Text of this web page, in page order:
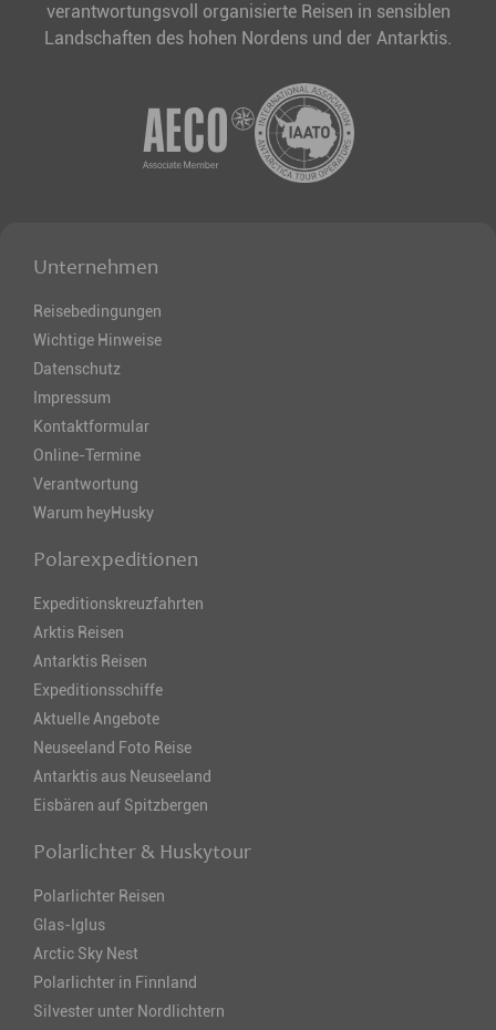
verantwortungsvoll organisierte Reisen in sensiblen
Landschaften des hohen Nordens und der Antarktis.
Unternehmen
Reisebedingungen
Wichtige Hinweise
Datenschutz
Impressum
Kontaktformular
Online-Termine
Verantwortung
Warum heyHusky
Polarexpeditionen
Expeditionskreuzfahrten
Arktis Reisen
Antarktis Reisen
Expeditionsschiffe
Aktuelle Angebote
Neuseeland Foto Reise
Antarktis aus Neuseeland
Eisbären auf Spitzbergen
Polarlichter & Huskytour
Polarlichter Reisen
Glas-Iglus
Arctic Sky Nest
Polarlichter in Finnland
Silvester unter Nordlichtern